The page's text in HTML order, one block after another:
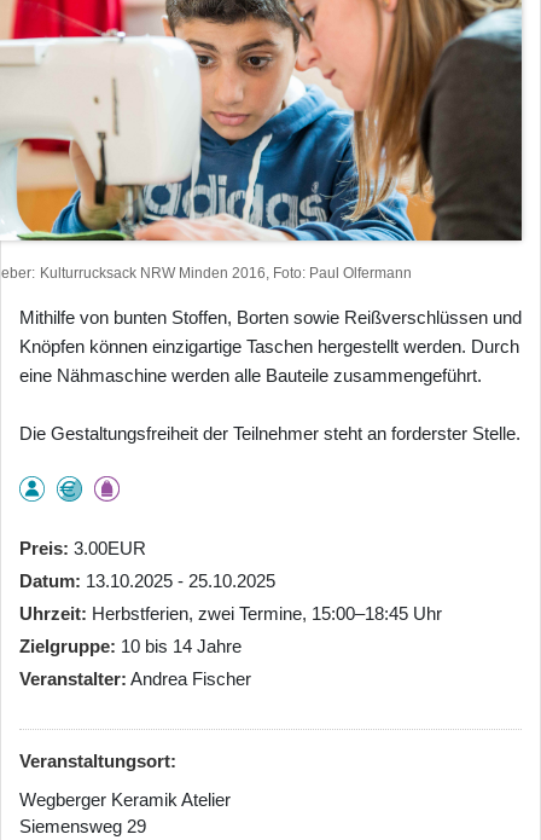
Kulturrucksack NRW Minden 2016, Foto: Paul Olfermann
Mithilfe von bunten Stoffen, Borten sowie Reißverschlüssen und
Knöpfen können einzigartige Taschen hergestellt werden. Durch
eine Nähmaschine werden alle Bauteile zusammengeführt.
Die Gestaltungsfreiheit der Teilnehmer steht an forderster Stelle.
Preis 3.00EUR
Datum 13.10.2025 - 25.10.2025
Uhrzeit Herbstferien, zwei Termine, 15:00–18:45 Uhr
Zielgruppe 10 bis 14 Jahre
Veranstalter Andrea Fischer
Veranstaltungsort:
Wegberger Keramik Atelier
Siemensweg 29